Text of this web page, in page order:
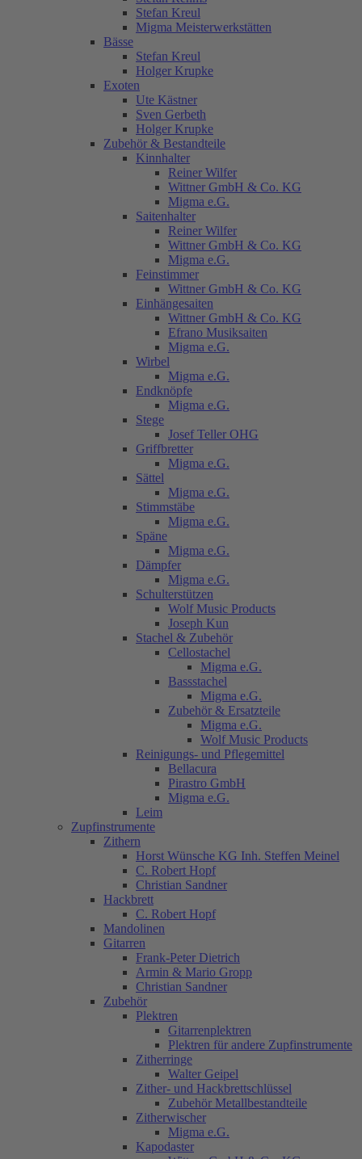
Stefan Kreul
Migma Meisterwerkstätten
Bässe
Stefan Kreul
Holger Krupke
Exoten
Ute Kästner
Sven Gerbeth
Holger Krupke
Zubehör & Bestandteile
Kinnhalter
Reiner Wilfer
Wittner GmbH & Co. KG
Migma e.G.
Saitenhalter
Reiner Wilfer
Wittner GmbH & Co. KG
Migma e.G.
Feinstimmer
Wittner GmbH & Co. KG
Einhängesaiten
Wittner GmbH & Co. KG
Efrano Musiksaiten
Migma e.G.
Wirbel
Migma e.G.
Endknöpfe
Migma e.G.
Stege
Josef Teller OHG
Griffbretter
Migma e.G.
Sättel
Migma e.G.
Stimmstäbe
Migma e.G.
Späne
Migma e.G.
Dämpfer
Migma e.G.
Schulterstützen
Wolf Music Products
Joseph Kun
Stachel & Zubehör
Cellostachel
Migma e.G.
Bassstachel
Migma e.G.
Zubehör & Ersatzteile
Migma e.G.
Wolf Music Products
Reinigungs- und Pflegemittel
Bellacura
Pirastro GmbH
Migma e.G.
Leim
Zupfinstrumente
Zithern
Horst Wünsche KG Inh. Steffen Meinel
C. Robert Hopf
Christian Sandner
Hackbrett
C. Robert Hopf
Mandolinen
Gitarren
Frank-Peter Dietrich
Armin & Mario Gropp
Christian Sandner
Zubehör
Plektren
Gitarrenplektren
Plektren für andere Zupfinstrumente
Zitherringe
Walter Geipel
Zither- und Hackbrettschlüssel
Zubehör Metallbestandteile
Zitherwischer
Migma e.G.
Kapodaster